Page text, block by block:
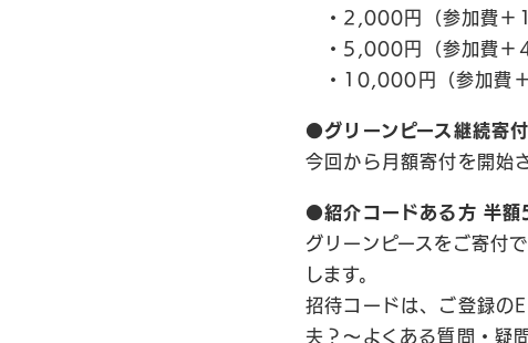
・2,000円（参加費＋
・5,000円（参加費＋
・10,000円（参加費
●グリーンピース継続寄
今回から月額寄付を開始
●紹介コードある方 半額
グリーンピースをご寄付
します。
招待コードは、ご登録の
夫？〜よくある質問・疑